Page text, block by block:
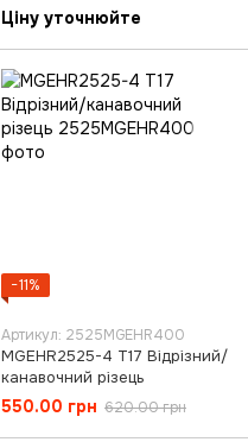
Ціну уточнюйте
−11%
Артикул: 2525MGEHR400
MGEHR2525-4 T17 Відрізний/
канавочний різець
550.00 грн 620.00 грн